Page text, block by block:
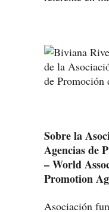
Sobre la
Agencias de
– World
Promotion
Asociación